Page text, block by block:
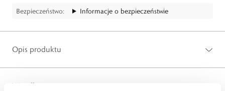
Bezpieczeństwo:
Informacje o bezpieczeństwie
Opis produktu
Wysyłka